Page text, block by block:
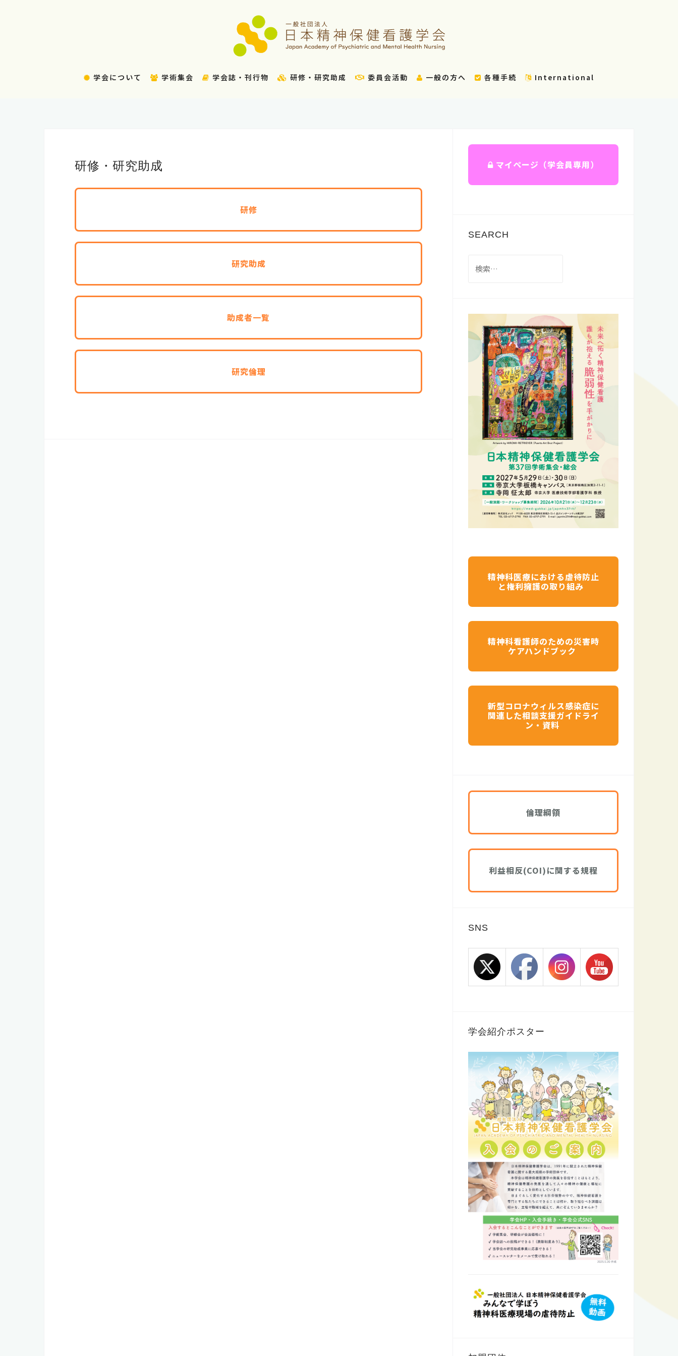
学会について 学術集会 学会誌・刊行物 研修・研究助成 委員会活動 一般の方へ 各種手続 International
研修・研究助成
研修
研究助成
助成者一覧
研究倫理
マイページ（学会員専用）
SEARCH
索:
精神科医療における虐待防止
と権利擁護の取り組み
精神科看護師のための災害時
ケアハンドブック
新型コロナウィルス感染症に
関連した相談支援ガイドライ
ン・資料
倫理綱領
利益相反(COI)に関する規程
SNS
学会紹介ポスター